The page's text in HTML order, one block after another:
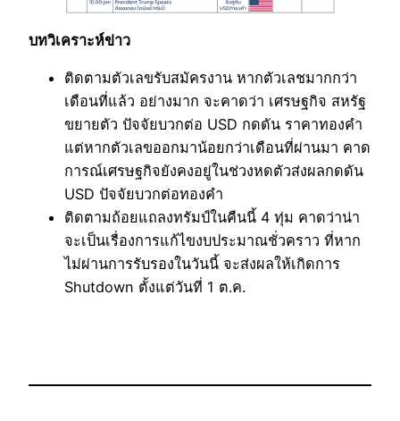
บทวิเคราะห์ข่าว
ติดตามตัวเลขรับสมัครงาน หากตัวเลชมากกว่า
เดือนที่แล้ว อย่างมาก จะคาดว่า เศรษฐกิจ สหรัฐ
ขยายตัว ปัจจัยบวกต่อ USD กดดัน ราคาทองคำ
แต่หากตัวเลขออกมาน้อยกว่าเดือนที่ผ่านมา คาด
การณ์เศรษฐกิจยังคงอยู่ในช่วงหดตัวส่งผลกดดัน
USD ปัจจัยบวกต่อทองคำ
ติดตามถ้อยแถลงทรัมป์ในคืนนี้ 4 ทุ่ม คาดว่าน่า
จะเป็นเรื่องการแก้ไขงบประมาณชั่วคราว ที่หาก
ไม่ผ่านการรับรองในวันนี้ จะส่งผลให้เกิดการ
Shutdown ตั้งแต่วันที่ 1 ต.ค.